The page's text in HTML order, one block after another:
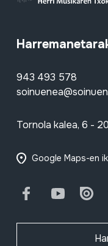
943 493 578
Tornola kalea, 6 -
Google Maps-en
FacebookYoutube